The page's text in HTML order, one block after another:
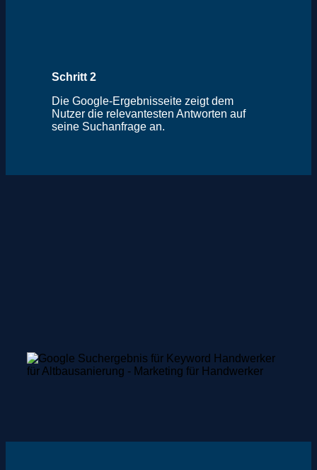
Schritt 2
Die Google-Ergebnisseite zeigt dem
Nutzer die relevantesten Antworten auf
seine Suchanfrage an.